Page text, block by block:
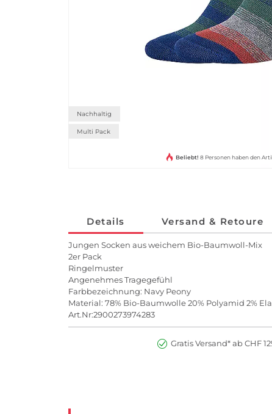
Nachhaltig
Multi Pack
Beliebt! 8 Personen haben den
Details Versand & Retoure
Jungen Socken aus weichem Bio-Baumwoll-Mix
2er Pack
Ringelmuster
Angenehmes Tragegefühl
Farbbezeichnung: Navy Peony
Material: 78% Bio-Baumwolle 20% Polyamid 2%
Art.Nr:2900273974283
Gratis Versand* ab CHF